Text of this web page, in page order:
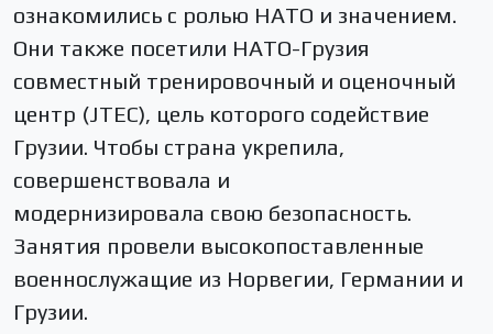
ознакомились с ролью НАТО и значением.
Они также посетили НАТО-Грузия
совместный тренировочный и оценочный
центр (JTEC), цель которого содействие
Грузии. Чтобы страна укрепила,
совершенствовала и
модернизировала свою безопасность.
Занятия провели высокопоставленные
военнослужащие из Норвегии, Германии и
Грузии.